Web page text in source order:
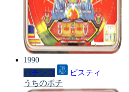
1990
パチンコ
ビスティ
うちのポチ